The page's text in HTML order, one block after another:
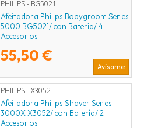
PHILIPS - BG5021
Afeitadora Philips Bodygroom Series
5000 BG5021/ con Batería/ 4
Accesorios
55,50 €
Avísame
PHILIPS - X3052
Afeitadora Philips Shaver Series
3000X X3052/ con Batería/ 2
Accesorios